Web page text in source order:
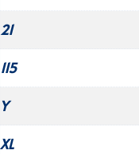
21
115
Y
XL